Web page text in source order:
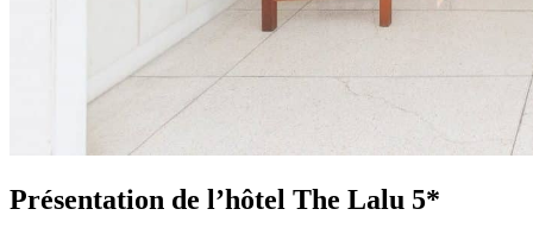
Présentation de l’hôtel The Lalu 5*